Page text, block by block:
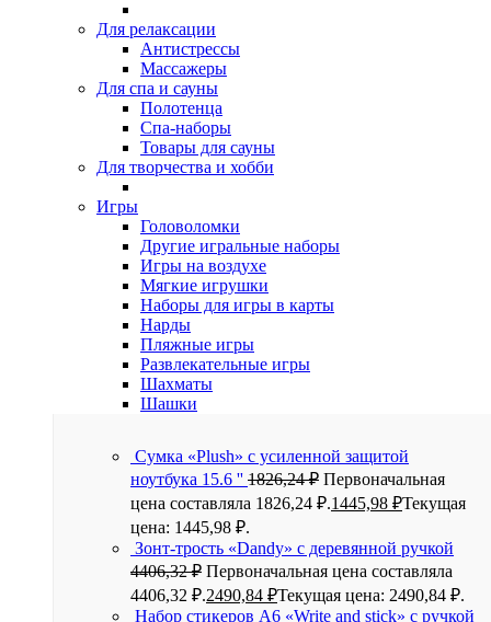
Для релаксации
Антистрессы
Массажеры
Для спа и сауны
Полотенца
Спа-наборы
Товары для сауны
Для творчества и хобби
Игры
Головоломки
Другие игральные наборы
Игры на воздухе
Мягкие игрушки
Наборы для игры в карты
Нарды
Пляжные игры
Развлекательные игры
Шахматы
Шашки
Сумка «Plush» c усиленной защитой
ноутбука 15.6 '' 1826,24₽ Первоначальная
цена составляла 1826,24 ₽.1445,98 ₽Текущая
цена: 1445,98 ₽.
Зонт-трость «Dandy» с деревянной ручкой
4406,32₽ Первоначальная цена составляла
4406,32 ₽.2490,84 ₽Текущая цена: 2490,84 ₽.
Набор стикеров А6 «Write and stick» с ручкой